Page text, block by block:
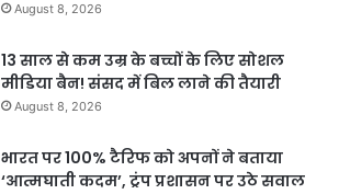
August 8, 2026
13 साल से कम उम्र के बच्चों के लिए सोशल
मीडिया बैन! संसद में बिल लाने की तैयारी
August 8, 2026
भारत पर 100% टैरिफ को अपनों ने बताया
‘आत्मघाती कदम’, ट्रंप प्रशासन पर उठे सवाल